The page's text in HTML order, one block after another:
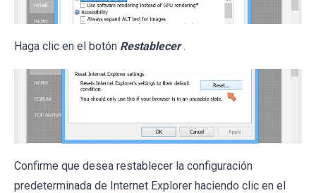
Haga clic en el botón Restablecer .
Confirme que desea restablecer la configuración
predeterminada de Internet Explorer haciendo clic en el